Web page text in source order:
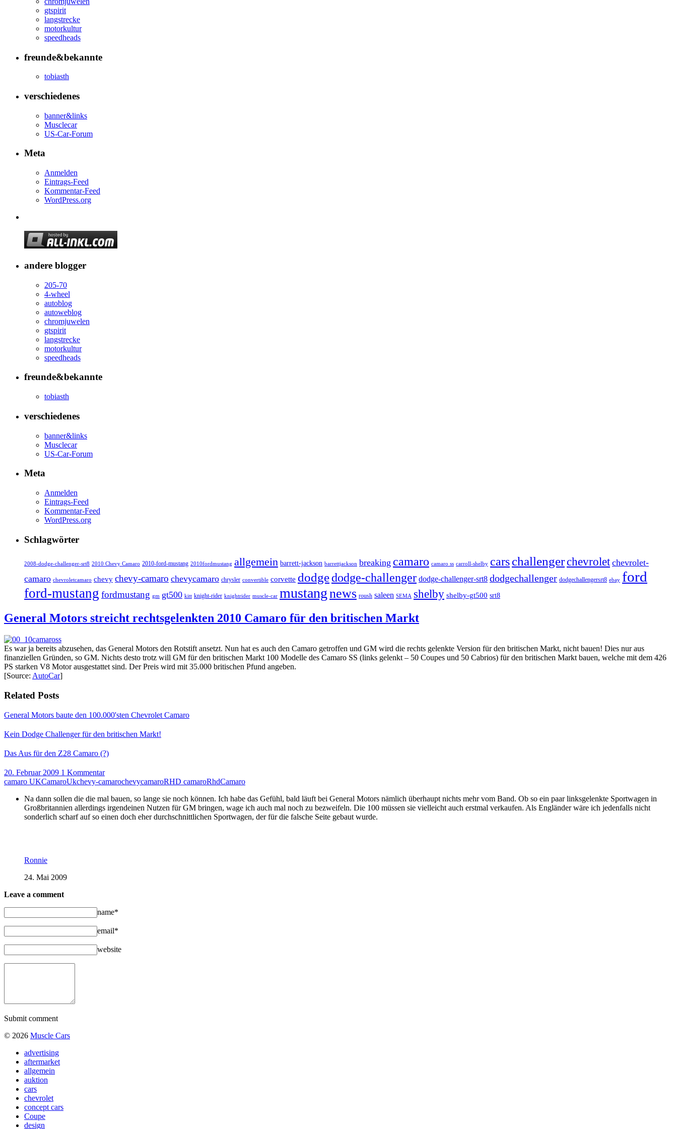
gtspirit
langstrecke
motorkultur
speedheads
freunde&bekannte
tobiasth
verschiedenes
banner&links
Musclecar
US-Car-Forum
Meta
Anmelden
Eintrags-Feed
Kommentar-Feed
WordPress.org
andere blogger
205-70
4-wheel
autoblog
autoweblog
chromjuwelen
gtspirit
langstrecke
motorkultur
speedheads
freunde&bekannte
tobiasth
verschiedenes
banner&links
Musclecar
US-Car-Forum
Meta
Anmelden
Eintrags-Feed
Kommentar-Feed
WordPress.org
Schlagwörter
2008-dodge-challenger-srt8 2010 Chevy Camaro 2010-ford-mustang 2010fordmustang allgemein barrett-jackson barrettjackson breaking camaro camaro ss carroll-shelby carschallengerchevrolet chevrolet-
camaro chevroletcamaro chevy chevy-camaro chevycamaro chrysler convertible corvette dodgedodge-challenger dodge-challenger-srt8 dodgechallenger dodgechallengersrt8 ebay ford
ford-mustang fordmustang gm gt500 kitt knight-rider knightrider muscle-car mustangnews roush saleen SEMA shelby shelby-gt500 srt8
General Motors streicht rechtsgelenkten 2010 Camaro für den britischen Markt
Es war ja bereits abzusehen, das General Motors den Rotstift ansetzt. Nun hat es auch den Camaro getroffen und GM wird die rechts gelenkte Version für den britischen Markt, nicht bauen! Dies nur aus
finanziellen Gründen, so GM. Nichts desto trotz will GM für den britischen Markt 100 Modelle des Camaro SS (links gelenkt – 50 Coupes und 50 Cabrios) für den britischen Markt bauen, welche mit dem 426
PS starken V8 Motor ausgestattet sind. Der Preis wird mit 35.000 britischen Pfund angeben.
[Source: AutoCar]
Related Posts
General Motors baute den 100.000'sten Chevrolet Camaro
Kein Dodge Challenger für den britischen Markt!
Das Aus für den Z28 Camaro (?)
20. Februar 2009 1 Kommentar
camaro UKCamaroUkchevy-camarochevycamaroRHD camaroRhdCamaro
Na dann sollen die die mal bauen, so lange sie noch können. Ich habe das Gefühl, bald läuft bei General Motors nämlich überhaupt nichts mehr vom Band. Ob so ein paar linksgelenkte Sportwagen in
Großbritannien allerdings irgendeinen Nutzen für GM bringen, wage ich auch mal noch zu bezweifeln. Die 100 müssen sie vielleicht auch erstmal verkaufen. Als Engländer wäre ich jedenfalls nicht
sonderlich scharf auf so einen doch eher durchschnittlichen Sportwagen, der für die falsche Seite gebaut wurde.
Ronnie
24. Mai 2009
Leave a comment
name*
email*
website
Submit comment
© 2026 Muscle Cars
advertising
aftermarket
allgemein
auktion
cars
chevrolet
concept cars
Coupe
design